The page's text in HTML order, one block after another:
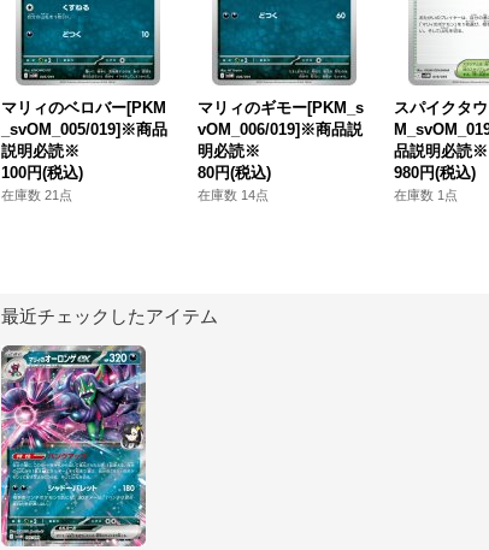
マリィのベロバー[PKM
_svOM_005/019]※商品
説明必読※
100円(税込)
在庫数 21点
マリィのギモー[PKM_s
vOM_006/019]※商品説
明必読※
80円(税込)
在庫数 14点
スパイクタ
品説明必読※
980円(税込)
在庫数 1点
最近チェックしたアイテム